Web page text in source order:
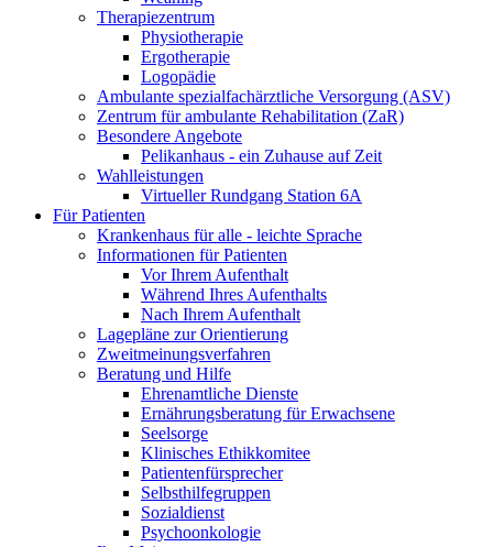
Therapiezentrum
Physiotherapie
Ergotherapie
Logopädie
Ambulante spezialfachärztliche Versorgung (ASV)
Zentrum für ambulante Rehabilitation (ZaR)
Besondere Angebote
Pelikanhaus - ein Zuhause auf Zeit
Wahlleistungen
Virtueller Rundgang Station 6A
Für Patienten
Krankenhaus für alle - leichte Sprache
Informationen für Patienten
Vor Ihrem Aufenthalt
Während Ihres Aufenthalts
Nach Ihrem Aufenthalt
Lagepläne zur Orientierung
Zweitmeinungsverfahren
Beratung und Hilfe
Ehrenamtliche Dienste
Ernährungsberatung für Erwachsene
Seelsorge
Klinisches Ethikkomitee
Patientenfürsprecher
Selbsthilfegruppen
Sozialdienst
Psychoonkologie